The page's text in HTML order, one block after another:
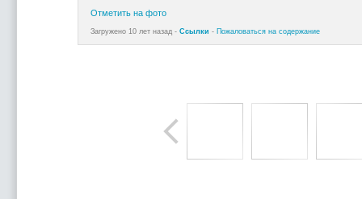
Отметить на фото
Загружено 10 лет назад - Ссылки - Пожаловаться на содержание